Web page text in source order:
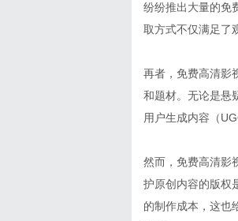
纷纷推出大量的免
取方式不仅满足了
再者，免费高清影
和题材。无论是悬
用户生成内容（
然而，免费高清影
护原创内容的版权
的制作成本，这也